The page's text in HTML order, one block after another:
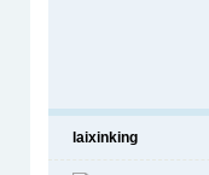
laixinking